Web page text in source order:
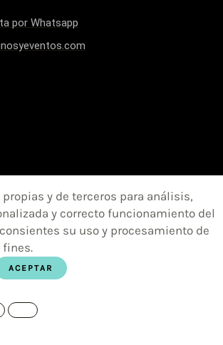
por Whatsapp
y de terceros para análisis,
y correcto funcionamiento del
su uso y procesamiento de
fines.
ACEPTAR